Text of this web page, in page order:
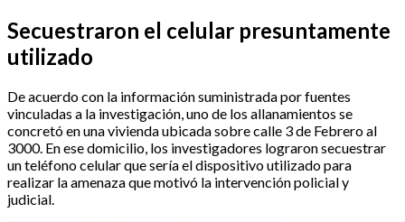
Secuestraron el celular presuntamente
utilizado
De acuerdo con la información suministrada por fuentes
vinculadas a la investigación, uno de los allanamientos se
concretó en una vivienda ubicada sobre calle 3 de Febrero al
3000. En ese domicilio, los investigadores lograron secuestrar
un teléfono celular que sería el dispositivo utilizado para
realizar la amenaza que motivó la intervención policial y
judicial.